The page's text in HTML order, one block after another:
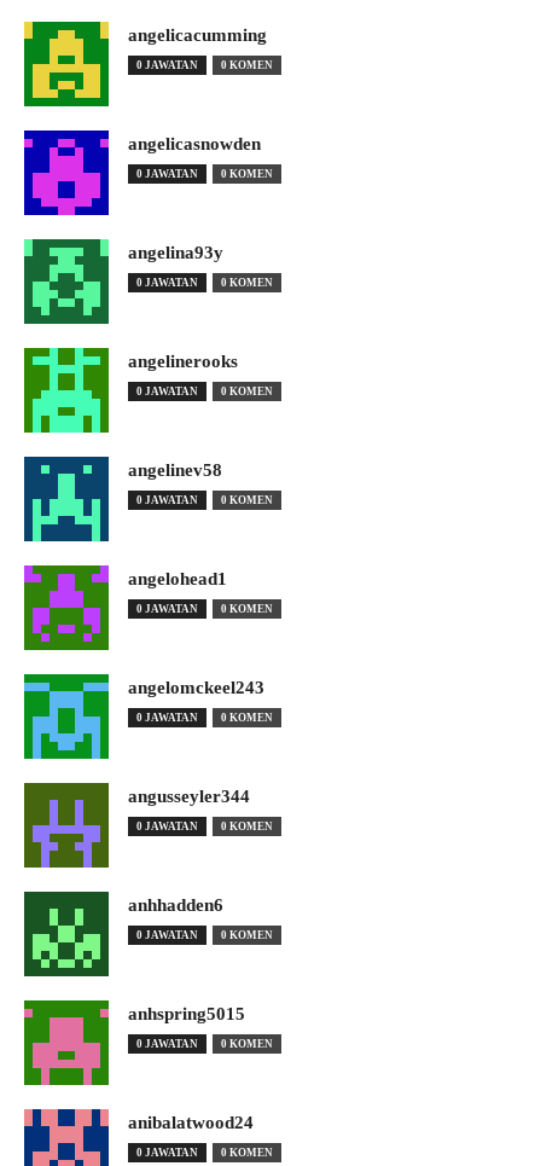
angelicacumming
0 JAWATAN 0 KOMEN
angelicasnowden
0 JAWATAN 0 KOMEN
angelina93y
0 JAWATAN 0 KOMEN
angelinerooks
0 JAWATAN 0 KOMEN
angelinev58
0 JAWATAN 0 KOMEN
angelohead1
0 JAWATAN 0 KOMEN
angelomckeel243
0 JAWATAN 0 KOMEN
angusseyler344
0 JAWATAN 0 KOMEN
anhhadden6
0 JAWATAN 0 KOMEN
anhspring5015
0 JAWATAN 0 KOMEN
anibalatwood24
0 JAWATAN 0 KOMEN